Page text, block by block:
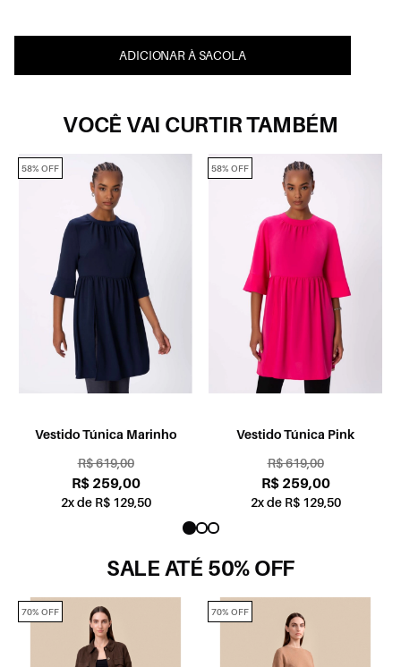
ADICIONAR À SACOLA
VOCÊ VAI CURTIR TAMBÉM
Vestido Túnica Marinho
R$ 619,00
R$ 259,00
2x de R$ 129,50
58% OFF
Vestido Túnica Pink
R$ 619,00
R$ 259,00
2x de R$ 129,50
58% OFF
SALE ATÉ 50% OFF
70% OFF 70% OFF